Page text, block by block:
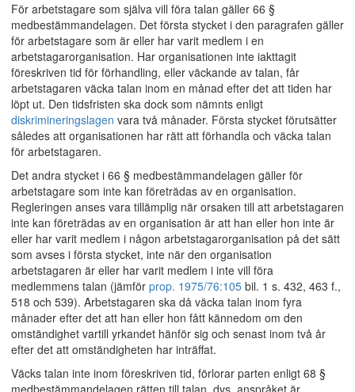
För arbetstagare som själva vill föra talan gäller 66 §
medbestämmandelagen. Det första stycket i den paragrafen gäller
för arbetstagare som är eller har varit medlem i en
arbetstagarorganisation. Har organisationen inte iakttagit
föreskriven tid för förhandling, eller väckande av talan, får
arbetstagaren väcka talan inom en månad efter det att tiden har
löpt ut. Den tidsfristen ska dock som nämnts enligt
diskrimineringslagen vara två månader. Första stycket förutsätter
således att organisationen har rätt att förhandla och väcka talan
för arbetstagaren.
Det andra stycket i 66 § medbestämmandelagen gäller för
arbetstagare som inte kan företrädas av en organisation.
Regleringen anses vara tillämplig när orsaken till att arbetstagaren
inte kan företrädas av en organisation är att han eller hon inte är
eller har varit medlem i någon arbetstagarorganisation på det sätt
som avses i första stycket, inte när den organisation
arbetstagaren är eller har varit medlem i inte vill föra
medlemmens talan (jämför prop. 1975/76:105 bil. 1 s. 432, 463 f.,
518 och 539). Arbetstagaren ska då väcka talan inom fyra
månader efter det att han eller hon fått kännedom om den
omständighet vartill yrkandet hänför sig och senast inom två år
efter det att omständigheten har inträffat.
Väcks talan inte inom föreskriven tid, förlorar parten enligt 68 §
medbestämmandelagen rätten till talan, dvs. anspråket är